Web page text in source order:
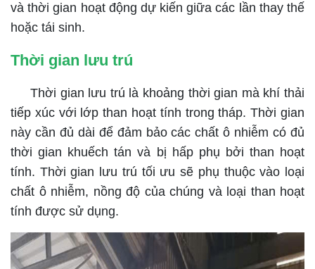
và thời gian hoạt động dự kiến giữa các lần thay thế
hoặc tái sinh.
Thời gian lưu trú
Thời gian lưu trú là khoảng thời gian mà khí thải
tiếp xúc với lớp than hoạt tính trong tháp. Thời gian
này cần đủ dài để đảm bảo các chất ô nhiễm có đủ
thời gian khuếch tán và bị hấp phụ bởi than hoạt
tính. Thời gian lưu trú tối ưu sẽ phụ thuộc vào loại
chất ô nhiễm, nồng độ của chúng và loại than hoạt
tính được sử dụng.